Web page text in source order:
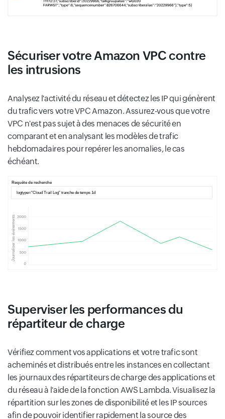
Sécuriser votre Amazon VPC contre
les intrusions
Analysez l'activité du réseau et détectez les IP qui génèrent
du trafic vers votre VPC Amazon. Assurez-vous que votre
VPC n'est pas sujet à des menaces de sécurité en
comparant et en analysant les modèles de trafic
hebdomadaires pour repérer les anomalies, le cas
échéant.
Superviser les performances du
répartiteur de charge
Vérifiez comment vos applications et votre trafic sont
acheminés et distribués entre les instances en collectant
les journaux des répartiteurs de charge des applications et
du réseau à l'aide de la fonction AWS Lambda. Visualisez la
répartition sur les zones de disponibilité et les IP sources
afin de pouvoir identifier rapidement la source des